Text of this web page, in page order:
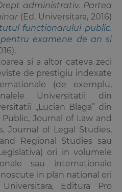
administrativ. Partea
(Ed. Universitara, 2016)
functionarului public.
examene de an si
si a altor cateva zeci
de prestigiu indexate
(de exemplu,
Universitatii din
„Lucian Blaga” din
Journal of Law and
Journal of Legal Studies,
Regional Studies sau
ori in volumele
sau internationale
in plan national ori
Editura Pro